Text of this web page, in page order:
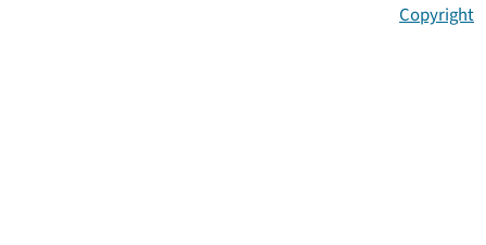
Copyright